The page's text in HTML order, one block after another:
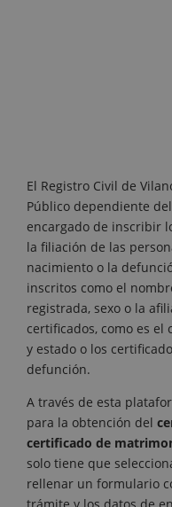
El Registro Civil de
Público dependiente
encargado de inscribir
la filiación de las
nacimiento o la
inscritos como el
registrada, sexo o la
certificados, como es el
y estado o los
defunción.
A través de esta
para la obtención del
certificado de
solo tiene que
rellenar un formulario